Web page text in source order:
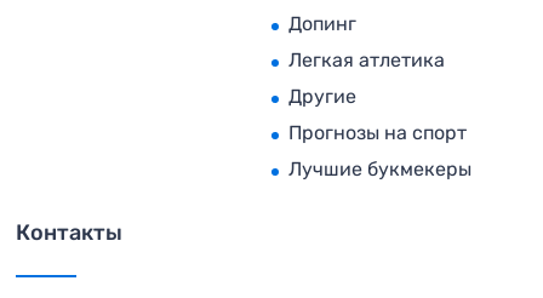
Допинг
Легкая атлетика
Другие
Прогнозы на спорт
Лучшие букмекеры
Контакты